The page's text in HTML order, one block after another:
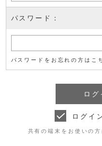
パスワード：
パスワードをお忘れの方はこ
ログイ
共有の端末をお使いの